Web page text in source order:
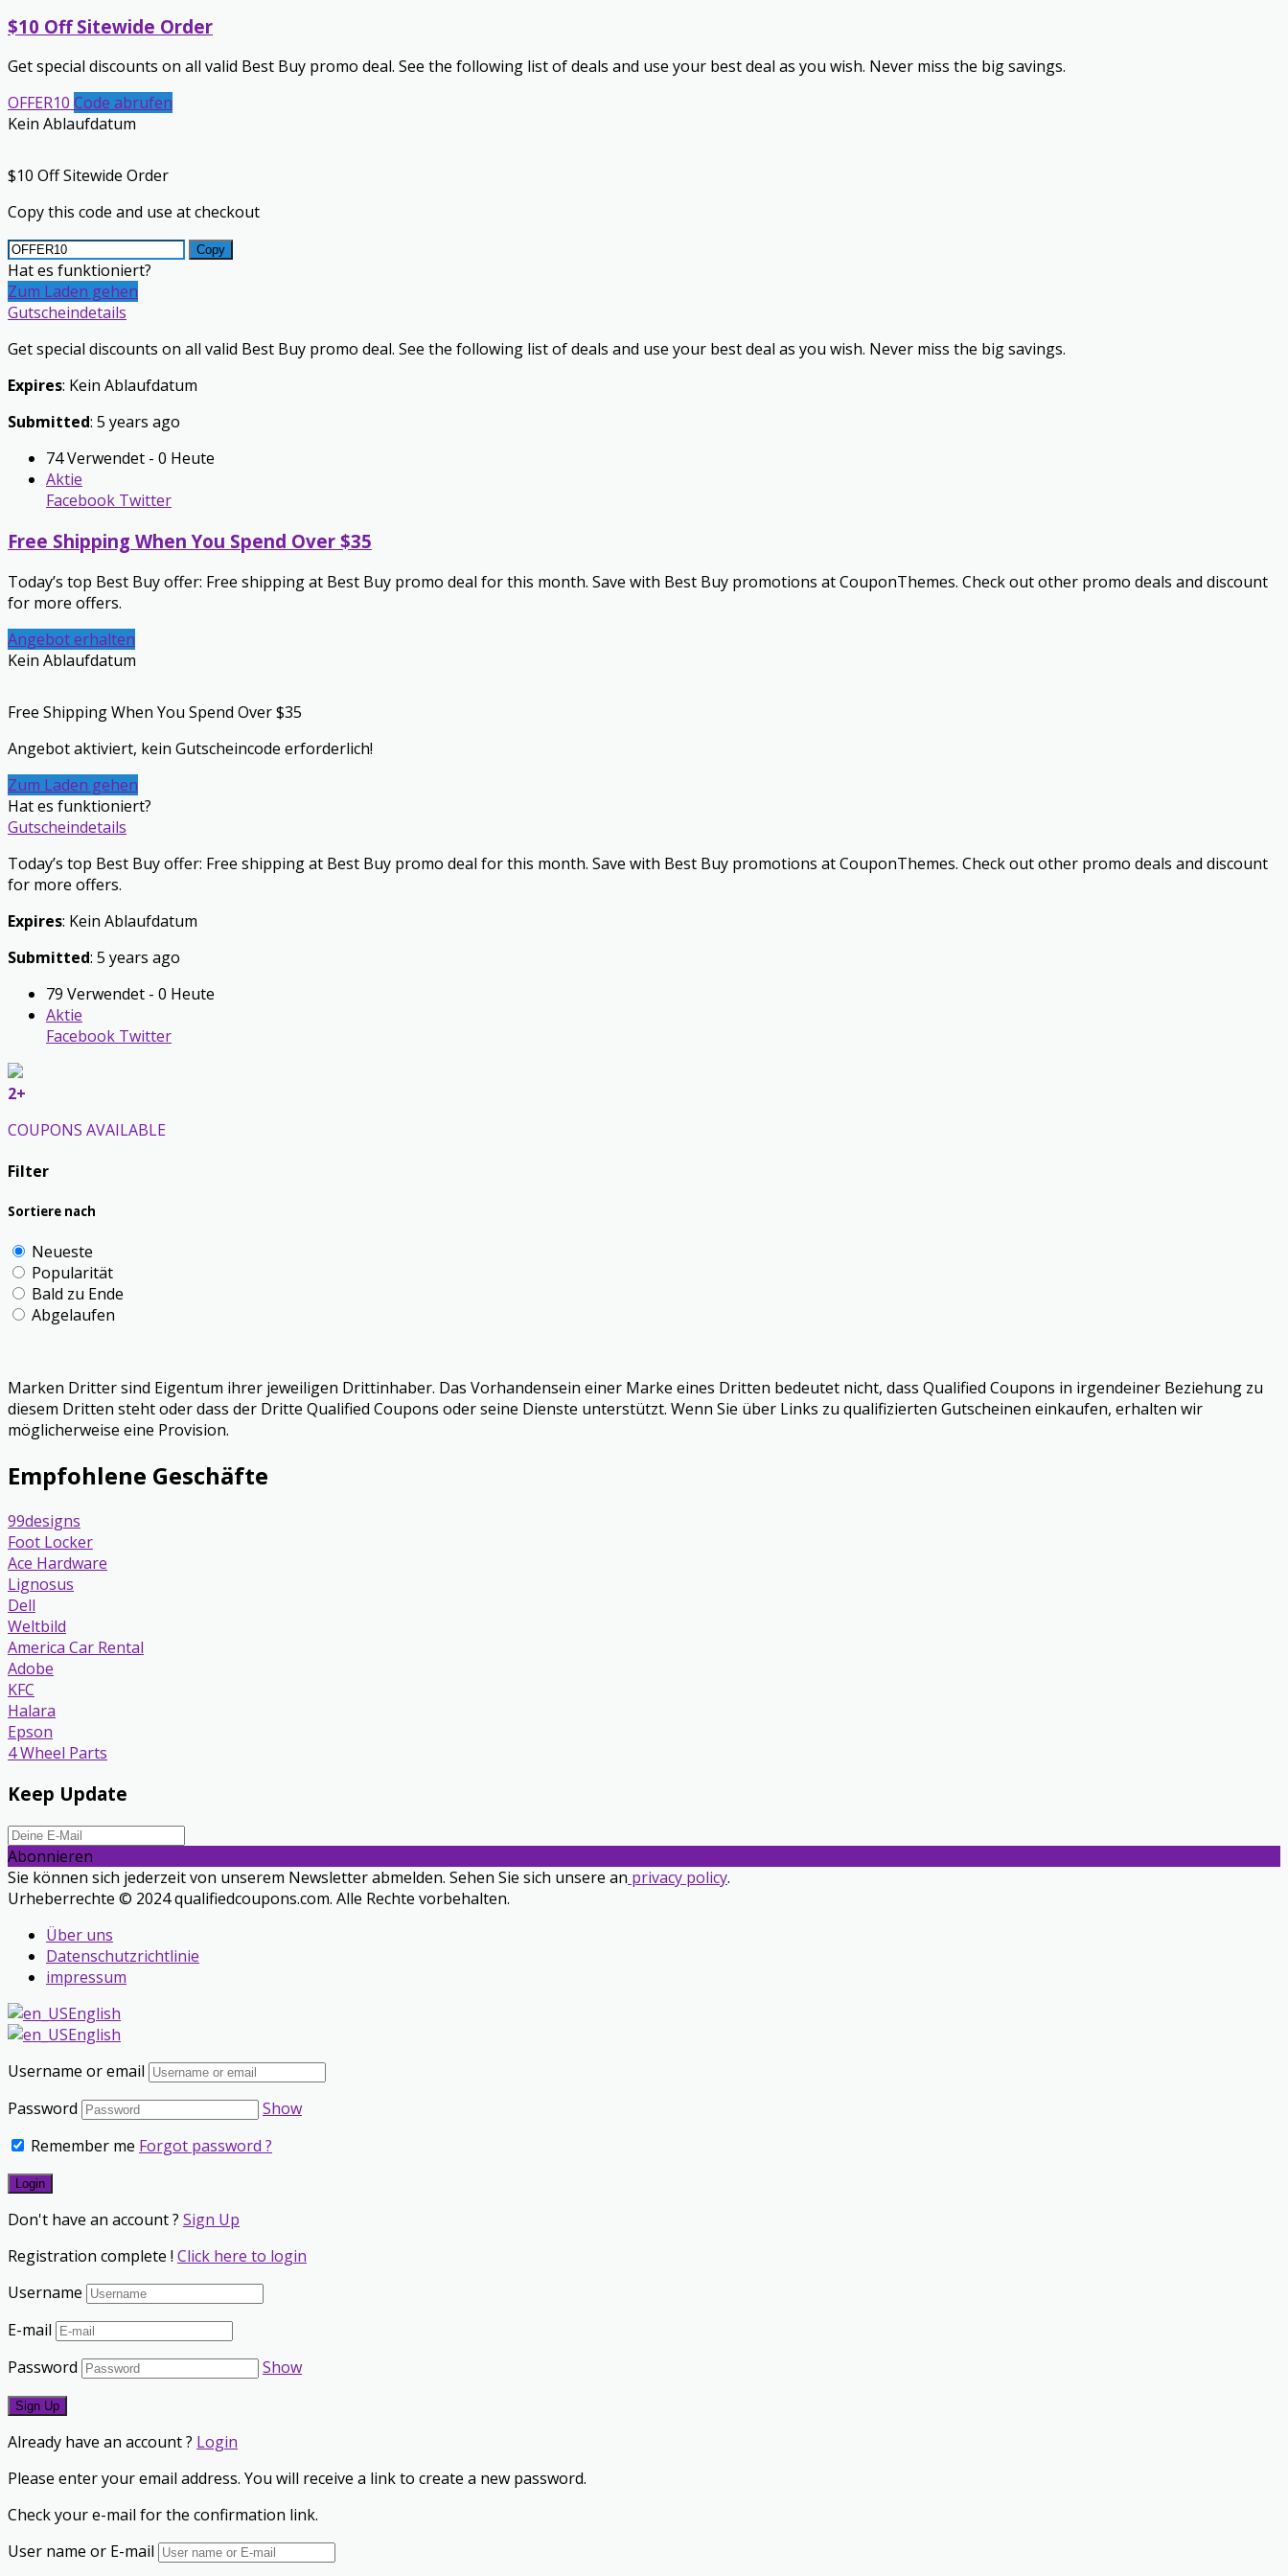
$10 Off Sitewide Order
Get special discounts on all valid Best Buy promo deal. See the following list of deals and use your best deal as you wish. Never miss the big savings.
OFFER10 Code abrufen
Kein Ablaufdatum
$10 Off Sitewide Order
Copy this code and use at checkout
Copy
Hat es funktioniert?
Zum Laden gehen
Gutscheindetails
Get special discounts on all valid Best Buy promo deal. See the following list of deals and use your best deal as you wish. Never miss the big savings.
Expires: Kein Ablaufdatum
Submitted: 5 years ago
74 Verwendet - 0 Heute
Aktie
Facebook Twitter
Free Shipping When You Spend Over $35
Today’s top Best Buy offer: Free shipping at Best Buy promo deal for this month. Save with Best Buy promotions at CouponThemes. Check out other promo deals and discount
for more offers.
Angebot erhalten
Kein Ablaufdatum
Free Shipping When You Spend Over $35
Angebot aktiviert, kein Gutscheincode erforderlich!
Zum Laden gehen
Hat es funktioniert?
Gutscheindetails
Today’s top Best Buy offer: Free shipping at Best Buy promo deal for this month. Save with Best Buy promotions at CouponThemes. Check out other promo deals and discount
for more offers.
Expires: Kein Ablaufdatum
Submitted: 5 years ago
79 Verwendet - 0 Heute
Aktie
Facebook Twitter
2+
COUPONS AVAILABLE
Filter
Sortiere nach
Neueste
Popularität
Bald zu Ende
Abgelaufen
Marken Dritter sind Eigentum ihrer jeweiligen Drittinhaber. Das Vorhandensein einer Marke eines Dritten bedeutet nicht, dass Qualified Coupons in irgendeiner Beziehung zu
diesem Dritten steht oder dass der Dritte Qualified Coupons oder seine Dienste unterstützt. Wenn Sie über Links zu qualifizierten Gutscheinen einkaufen, erhalten wir
möglicherweise eine Provision.
Empfohlene Geschäfte
99designs
Foot Locker
Ace Hardware
Lignosus
Dell
Weltbild
America Car Rental
Adobe
KFC
Halara
Epson
4 Wheel Parts
Keep Update
Abonnieren
Sie können sich jederzeit von unserem Newsletter abmelden. Sehen Sie sich unsere an privacy policy.
Urheberrechte © 2024 qualifiedcoupons.com. Alle Rechte vorbehalten.
Über uns
Datenschutzrichtlinie
impressum
English
English
Username or email
Password
Show
Remember me Forgot password ?
Don't have an account ? Sign Up
Registration complete ! Click here to login
Username
E-mail
Password
Show
Already have an account ? Login
Please enter your email address. You will receive a link to create a new password.
Check your e-mail for the confirmation link.
User name or E-mail